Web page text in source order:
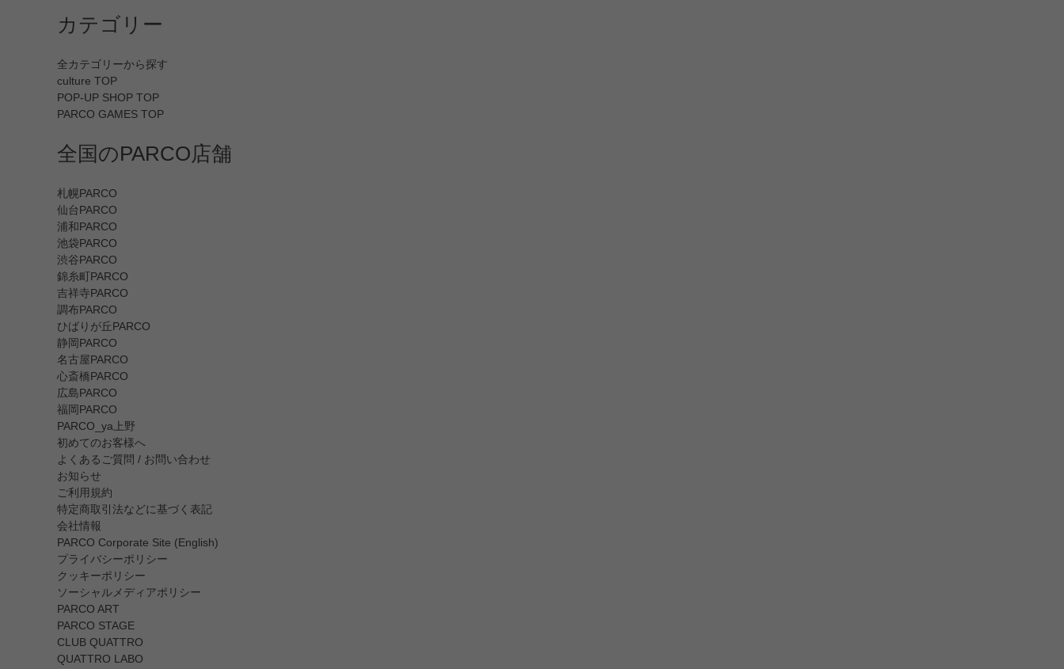
カテゴリー
全カテゴリーから探す
culture TOP
POP-UP SHOP TOP
PARCO GAMES TOP
全国のPARCO店舗
札幌PARCO
仙台PARCO
浦和PARCO
池袋PARCO
渋谷PARCO
錦糸町PARCO
吉祥寺PARCO
調布PARCO
ひばりが丘PARCO
静岡PARCO
名古屋PARCO
心斎橋PARCO
広島PARCO
福岡PARCO
PARCO_ya上野
初めてのお客様へ
よくあるご質問 / お問い合わせ
お知らせ
ご利用規約
特定商取引法などに基づく表記
会社情報
PARCO Corporate Site (English)
プライバシーポリシー
クッキーポリシー
ソーシャルメディアポリシー
PARCO ART
PARCO STAGE
CLUB QUATTRO
QUATTRO LABO